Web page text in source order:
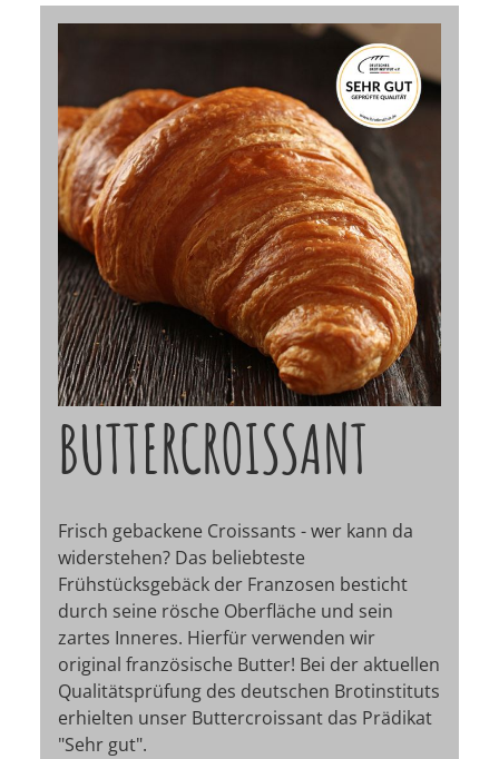
BUTTERCROISSANT
Frisch gebackene Croissants - wer kann da
widerstehen? Das beliebteste
Frühstücksgebäck der Franzosen besticht
durch seine rösche Oberfläche und sein
zartes Inneres. Hierfür verwenden wir
original französische Butter! Bei der aktuellen
Qualitätsprüfung des deutschen Brotinstituts
erhielten unser Buttercroissant das Prädikat
"Sehr gut".